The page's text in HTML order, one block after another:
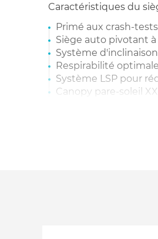
Caractéristiques du
Primé aux crash-
Siège auto pivotant à
Système
Respirabilité
Système LSP pour
Canopy pare-soleil
Installation avec la
sièges de véhicules